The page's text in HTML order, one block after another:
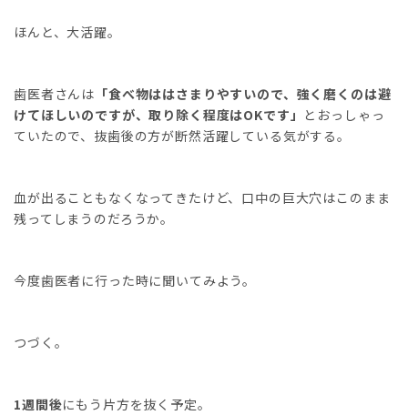
ほんと、大活躍。
歯医者さんは 「食べ物ははさまりやすいので、強く磨くのは避
けてほしいのですが、取り除く程度はOKです」 とおっしゃっ
ていたので、抜歯後の方が断然活躍している気がする。
血が出ることもなくなってきたけど、口中の巨大穴はこのまま
残ってしまうのだろうか。
今度歯医者に行った時に聞いてみよう。
つづく。
1週間後にもう片方を抜く予定。